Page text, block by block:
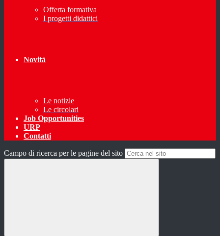
Offerta formativa
I progetti didattici
Novità
Le notizie
Le circolari
Job Opportunities
URP
Contatti
Campo di ricerca per le pagine del sito